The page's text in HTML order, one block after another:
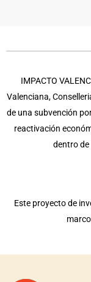
IMPACTO
Valenciana,
de una subvención
reactivación
dentro de
Este proyecto de